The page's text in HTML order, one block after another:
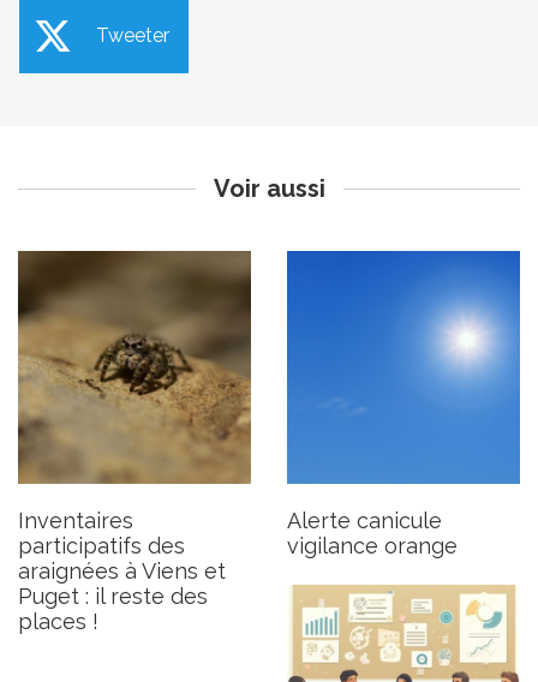
Tweeter
Voir aussi
Inventaires
participatifs des
araignées à Viens et
Puget : il reste des
places !
Alerte canicule
vigilance orange